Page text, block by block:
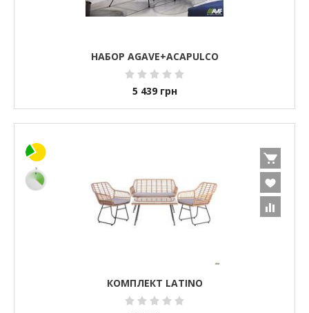
НАБОР AGAVE+ACAPULCO
5 439 грн
КОМПЛЕКТ LATINO